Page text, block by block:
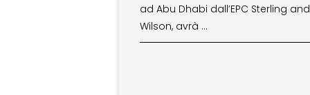
ad Abu Dhabi dall’EPC Sterling and
Wilson, avrà …